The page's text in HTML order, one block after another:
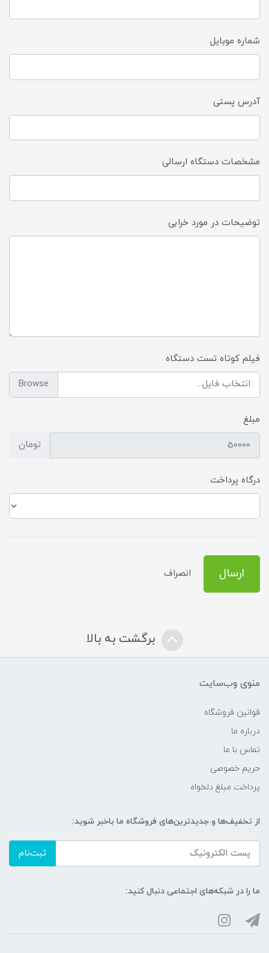
شماره موبایل
آدرس پستی
مشخصات دستگاه ارسالی
توضیحات در مورد خرابی
فیلم کوتاه تست دستگاه
انتخاب فایل...
مبلغ
تومان
درگاه پرداخت
ارسال انصراف
برگشت به بالا
منوی وب‌سایت
قوانین فروشگاه
درباره ما
تماس با ما
حریم خصوصی
پرداخت مبلغ دلخواه
از تخفیف‌ها و جدیدترین‌های فروشگاه ما باخبر شوید:
ثبت‌نام
ما را در شبکه‌های اجتماعی دنبال کنید: